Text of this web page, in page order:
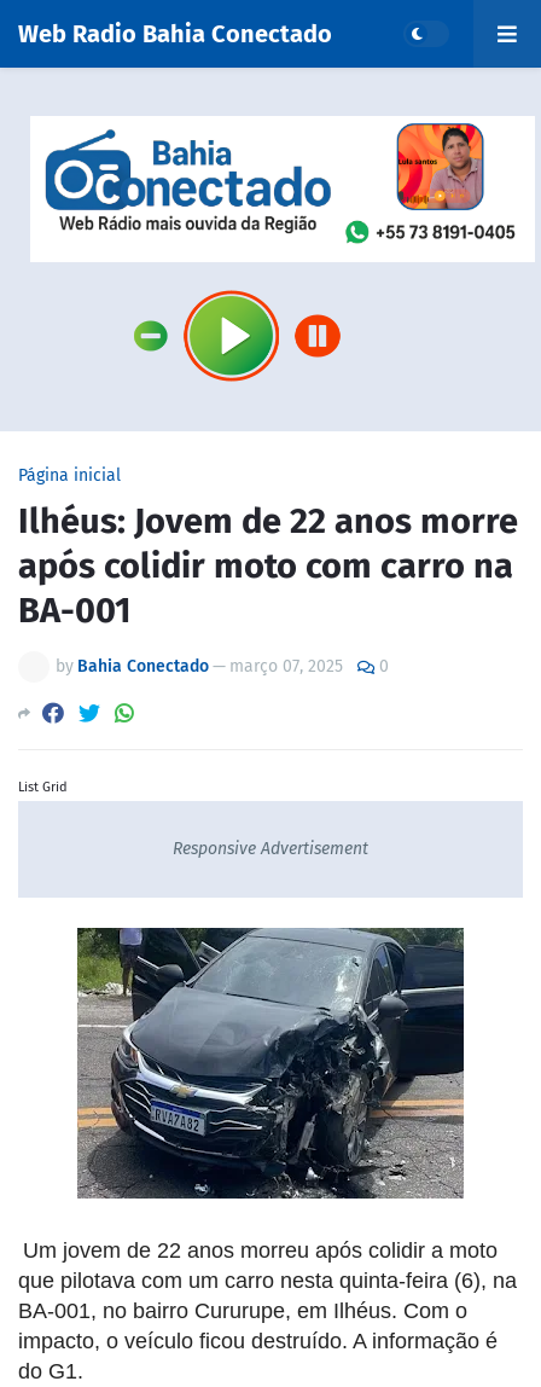
Web Radio Bahia Conectado
Página inicial
Ilhéus: Jovem de 22 anos morre
após colidir moto com carro na
BA-001
by Bahia Conectado— março 07, 2025 0
List Grid
Responsive Advertisement
Um jovem de 22 anos morreu após colidir a moto
que pilotava com um carro nesta quinta-feira (6), na
BA-001, no bairro Cururupe, em Ilhéus. Com o
impacto, o veículo ficou destruído. A informação é
do G1.